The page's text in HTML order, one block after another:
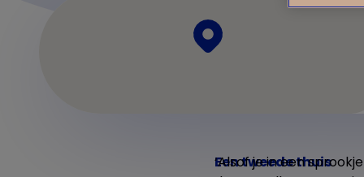
Een tweede thuis
‘Alsof je in een